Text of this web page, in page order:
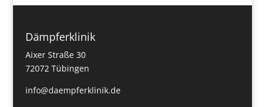
Dämpferklinik
Aixer Straße 30
72072 Tübingen
info@daempferklinik.de